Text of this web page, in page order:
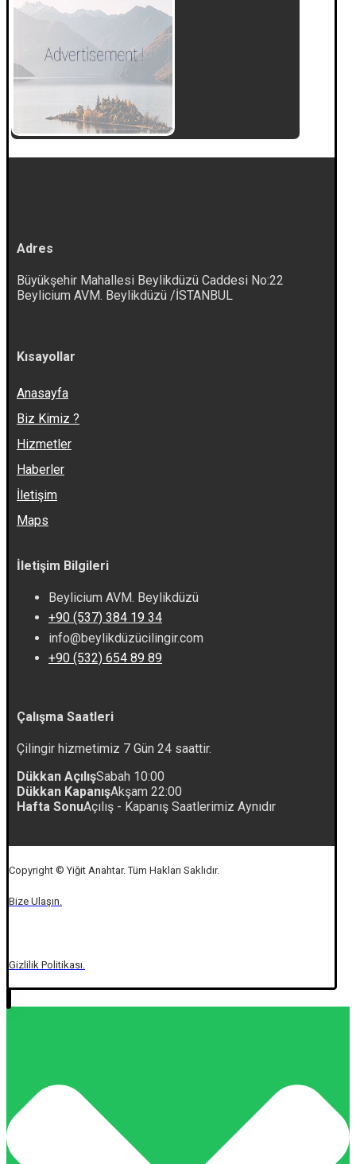
Adres
Büyükşehir Mahallesi Beylikdüzü Caddesi No:22
Beylicium AVM. Beylikdüzü /İSTANBUL
Kısayollar
Anasayfa
Biz Kimiz ?
Hizmetler
Haberler
İletişim
Maps
İletişim Bilgileri
Beylicium AVM. Beylikdüzü
+90 (537) 384 19 34
info@beylikdüzücilingir.com
+90 (532) 654 89 89
Çalışma Saatleri
Çilingir hizmetimiz 7 Gün 24 saattir.
Dükkan AçılışSabah 10:00
Dükkan KapanışAkşam 22:00
Hafta SonuAçılış - Kapanış Saatlerimiz Aynıdır
Copyright © Yiğit Anahtar. Tüm Hakları Saklıdır.
Bize Ulaşın.
Gizlilik Politikası.